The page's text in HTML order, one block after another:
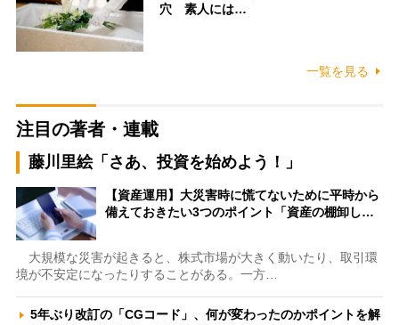
穴 素人には…
一覧を見る
注目の著者・連載
藤川里絵「さあ、投資を始めよう！」
【資産運用】大災害時に慌てないために平時から
備えておきたい3つのポイント「資産の棚卸し…
大規模な災害が起きると、株式市場が大きく動いたり、取引環
境が不安定になったりすることがある。一方…
5年ぶり改訂の「CGコード」、何が変わったのかポイントを解